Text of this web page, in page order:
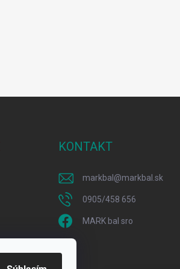
KONTAKT
markbal @markbal.sk
0905/458 656
MARK bal sro